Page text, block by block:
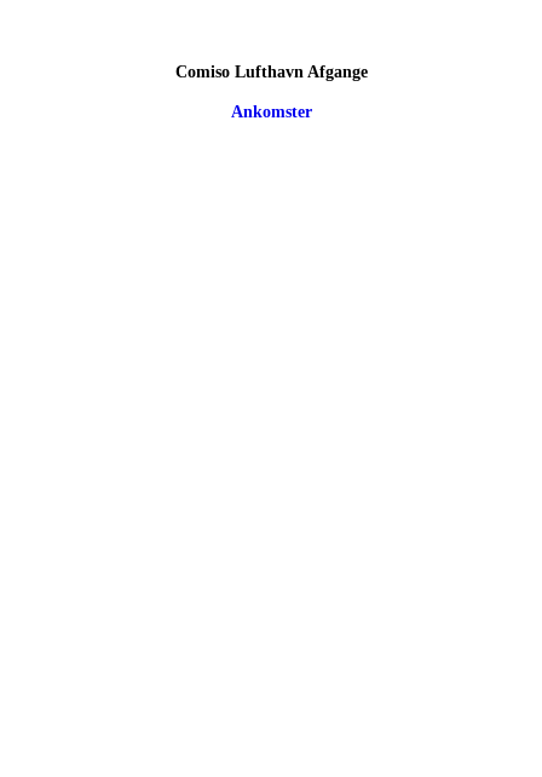
Comiso Lufthavn Afgange
Ankomster